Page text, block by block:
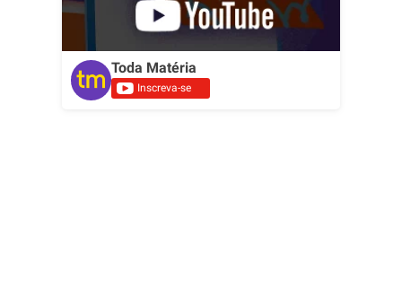
Toda Matéria
Inscreva-se